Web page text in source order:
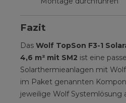
Fazit
Das Wolf TopSon F3-1
4,6 m² mit SM2 ist eine
Solarthermieanlagen mit
im Paket genannten
jeweilige Wolf Systemlösung